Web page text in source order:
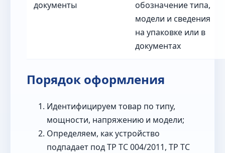
документы
обозначение типа,
модели и сведения
на упаковке или в
документах
Порядок оформления
Идентифицируем товар по типу,
мощности, напряжению и модели;
Определяем, как устройство
подпадает под ТР ТС 004/2011, ТР ТС